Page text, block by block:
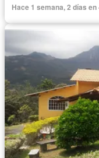
Hace 1 semana, 2 días